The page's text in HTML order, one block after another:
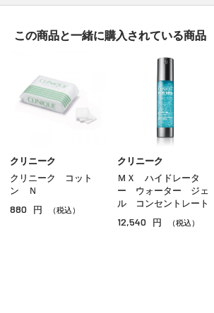
ヘアケア
ボディケア
この商品と一緒に購入されている商品
クリニーク
クリニーク コット
ン Ｎ
880 円 （税込）
クリニーク
ＭＸ ハイドレータ
ー ウォーター ジェ
ル コンセントレート
12,540 円 （税込）